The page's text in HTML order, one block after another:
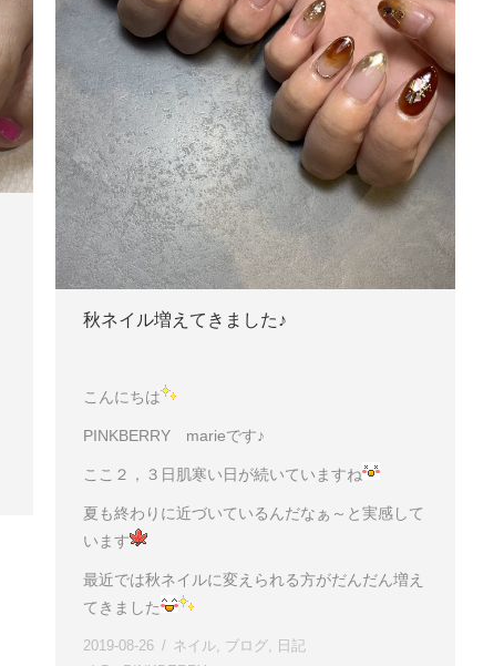
秋ネイル増えてきました♪
こんにちは
PINKBERRY marieです♪
ここ２，３日肌寒い日が続いていますね
夏も終わりに近づいているんだなぁ～と実感して
います
最近では秋ネイルに変えられる方がだんだん増え
てきました
2019-08-26 ネイル, ブログ, 日記